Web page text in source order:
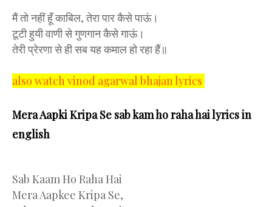
मैं तो नहीं हूँ काबिल, तेरा पार कैसे पाऊं।
टूटी हुयी वाणी से गुणगान कैसे गाऊं।
तेरी प्रेरणा से ही सब यह कमाल हो रहा हैं॥
also watch vinod agarwal bhajan lyrics
Mera Aapki Kripa Se sab kam ho raha hai lyrics in
english
Sab Kaam Ho Raha Hai
Mera Aapkee Kripa Se,